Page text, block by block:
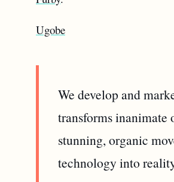
Ugobe
We develop and
transforms
stunning, organic
technology into